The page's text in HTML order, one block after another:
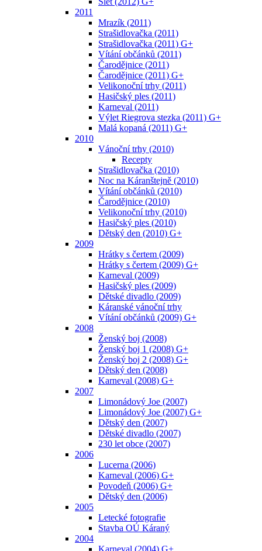
2011
Mrazík (2011)
Strašidlovačka (2011)
Strašidlovačka (2011) G+
Vítání občánků (2011)
Čarodějnice (2011)
Čarodějnice (2011) G+
Velikonoční trhy (2011)
Hasičský ples (2011)
Karneval (2011)
Výlet Riegrova stezka (2011) G+
Malá kopaná (2011) G+
2010
Vánoční trhy (2010)
Recepty
Strašidlovačka (2010)
Noc na Káranštejně (2010)
Vítání občánků (2010)
Čarodějnice (2010)
Velikonoční trhy (2010)
Hasičský ples (2010)
Dětský den (2010) G+
2009
Hrátky s čertem (2009)
Hrátky s čertem (2009) G+
Karneval (2009)
Hasičský ples (2009)
Dětské divadlo (2009)
Káranské vánoční trhy
Vítání občánků (2009) G+
2008
Ženský boj (2008)
Ženský boj 1 (2008) G+
Ženský boj 2 (2008) G+
Dětský den (2008)
Karneval (2008) G+
2007
Limonádový Joe (2007)
Limonádový Joe (2007) G+
Dětský den (2007)
Dětské divadlo (2007)
230 let obce (2007)
2006
Lucerna (2006)
Karneval (2006) G+
Povodeň (2006) G+
Dětský den (2006)
2005
Letecké fotografie
Stavba OÚ Káraný
2004
Karneval (2004) G+